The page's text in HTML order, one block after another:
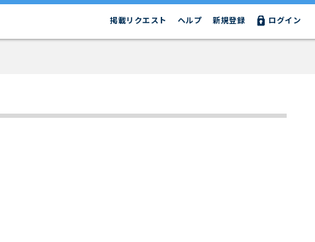
ログイン
新規登録
ヘルプ
掲載リクエスト